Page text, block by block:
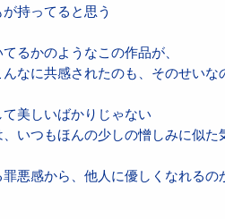
持ってると思う
るかのようなこの作品が、
なに共感されたのも、そのせいな
美しいばかりじゃない
いつもほんの少しの憎しみに似た
悪感から、他人に優しくなれるの